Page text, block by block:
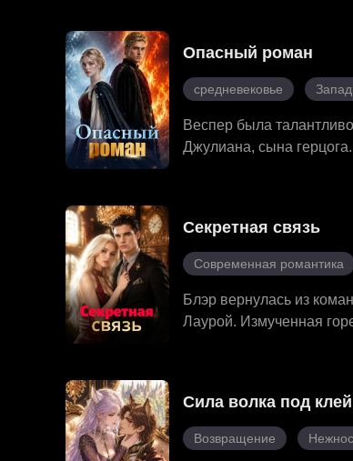
собственные родные
понял, что его
заговоры, спасли
Опасный роман
средневековье
Веспер была
Джулиана, сына
Секретная связь
Современная романтика
Блэр вернулась из
Лаурой. Измученная
и её беременность,
служебной связью,
себе.
Сила волка под
Возвращение